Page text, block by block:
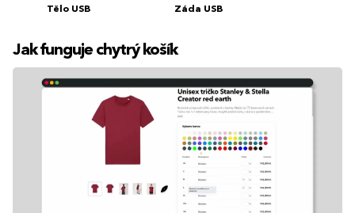
Tělo USB Záda USB
Jak funguje chytrý košík